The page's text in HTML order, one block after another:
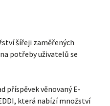
šířeji zaměřených
potřeby uživatelů se
příspěvek věnovaný E-
která nabízí množství